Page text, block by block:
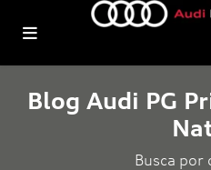
Blog Audi PG
Busca por